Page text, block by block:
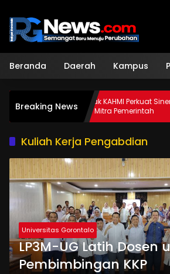
konten
Beranda Daerah Kampus
Breaking News
Sekda Ajak KAHMI Perkuat Sinergi
Sebagai Mitra Pemerintah
Kuliah Kerja Pengabdian
Universitas Gorontalo
LP3M-UG Latih Dosen
Pembimbingan KKP